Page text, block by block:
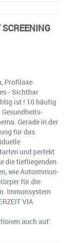
Profilaxe
- Sichtbar
ist ! 10 häufig
Gerade in der
für das
und perfekt
die tiefliegenden
wie Autoimmun-
für die
Immunsystem
VIA
auch auf: